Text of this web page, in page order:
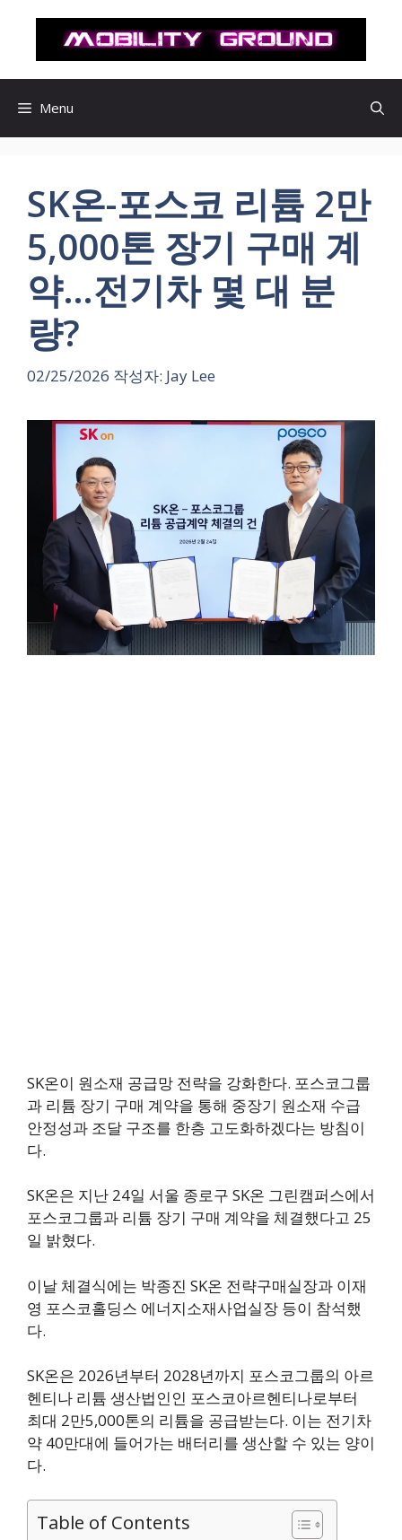
로
Menu
SK온-포스코 리튬 2만
5,000톤 장기 구매 계
약…전기차 몇 대 분
량?
02/25/2026 작성자: Jay Lee
SK온이 원소재 공급망 전략을 강화한다. 포스코그룹
과 리튬 장기 구매 계약을 통해 중장기 원소재 수급
안정성과 조달 구조를 한층 고도화하겠다는 방침이
다.
SK온은 지난 24일 서울 종로구 SK온 그린캠퍼스에서
포스코그룹과 리튬 장기 구매 계약을 체결했다고 25
일 밝혔다.
이날 체결식에는 박종진 SK온 전략구매실장과 이재
영 포스코홀딩스 에너지소재사업실장 등이 참석했
다.
SK온은 2026년부터 2028년까지 포스코그룹의 아르
헨티나 리튬 생산법인인 포스코아르헨티나로부터
최대 2만5,000톤의 리튬을 공급받는다. 이는 전기차
약 40만대에 들어가는 배터리를 생산할 수 있는 양이
다.
Table of Contents